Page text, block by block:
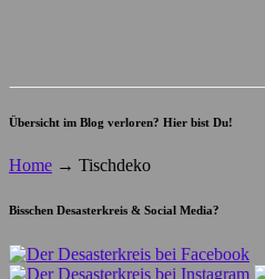
Übersicht im Blog verloren? Hier bist Du!
Home → Tischdeko
Bisschen Desasterkreis & Social Media?